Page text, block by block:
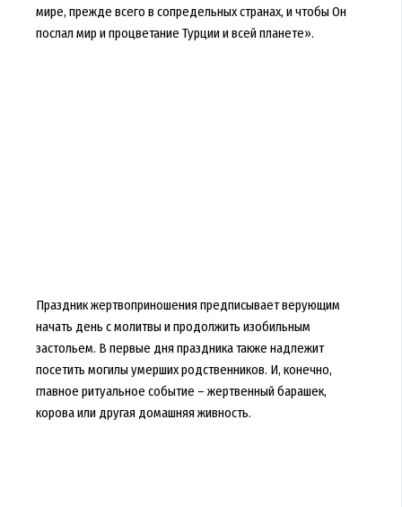
мире, прежде всего в сопредельных странах, и чтобы Он
послал мир и процветание Турции и всей планете».
Праздник жертвоприношения предписывает верующим
начать день с молитвы и продолжить изобильным
застольем. В первые дня праздника также надлежит
посетить могилы умерших родственников. И, конечно,
главное ритуальное событие – жертвенный барашек,
корова или другая домашняя живность.